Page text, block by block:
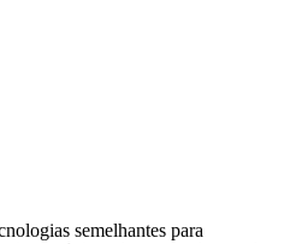
semelhantes para